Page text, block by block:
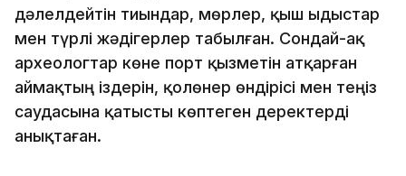
дәлелдейтін тиындар, мөрлер, қыш ыдыстар
мен түрлі жәдігерлер табылған. Сондай-ақ
археологтар көне порт қызметін атқарған
аймақтың іздерін, қолөнер өндірісі мен теңіз
саудасына қатысты көптеген деректерді
анықтаған.